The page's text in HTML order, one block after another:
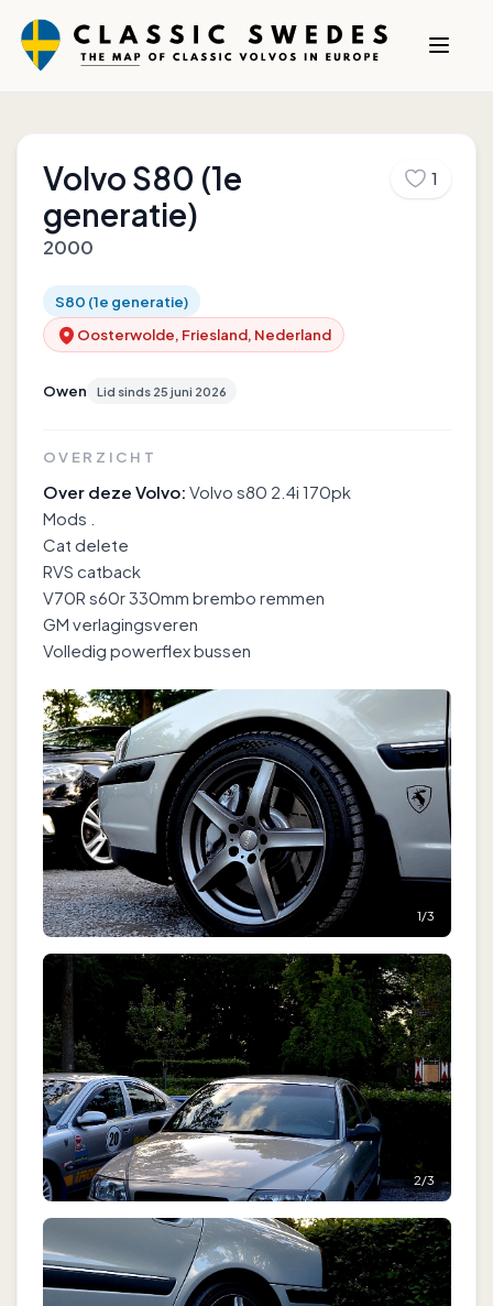
Volvo S80 (1e
generatie)
2000
1
S80 (1e generatie)
Oosterwolde, Friesland, Nederland
Owen Lid sinds 25 juni 2026
OVERZICHT
Over deze Volvo: Volvo s80 2.4i 170pk
Mods .
Cat delete
RVS catback
V70R s60r 330mm brembo remmen
GM verlagingsveren
Volledig powerflex bussen
1/3
2/3